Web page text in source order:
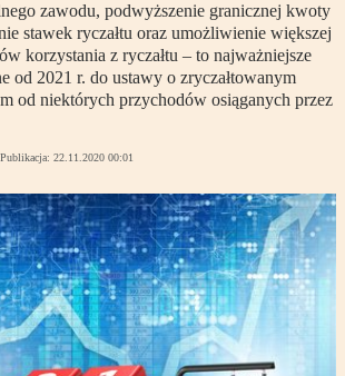
zawodu, podwyższenie granicznej kwoty
stawek ryczałtu oraz umożliwienie większej
korzystania z ryczałtu – to najważniejsze
od 2021 r. do ustawy o zryczałtowanym
od niektórych przychodów osiąganych przez
Publikacja: 22.11.2020 00:01